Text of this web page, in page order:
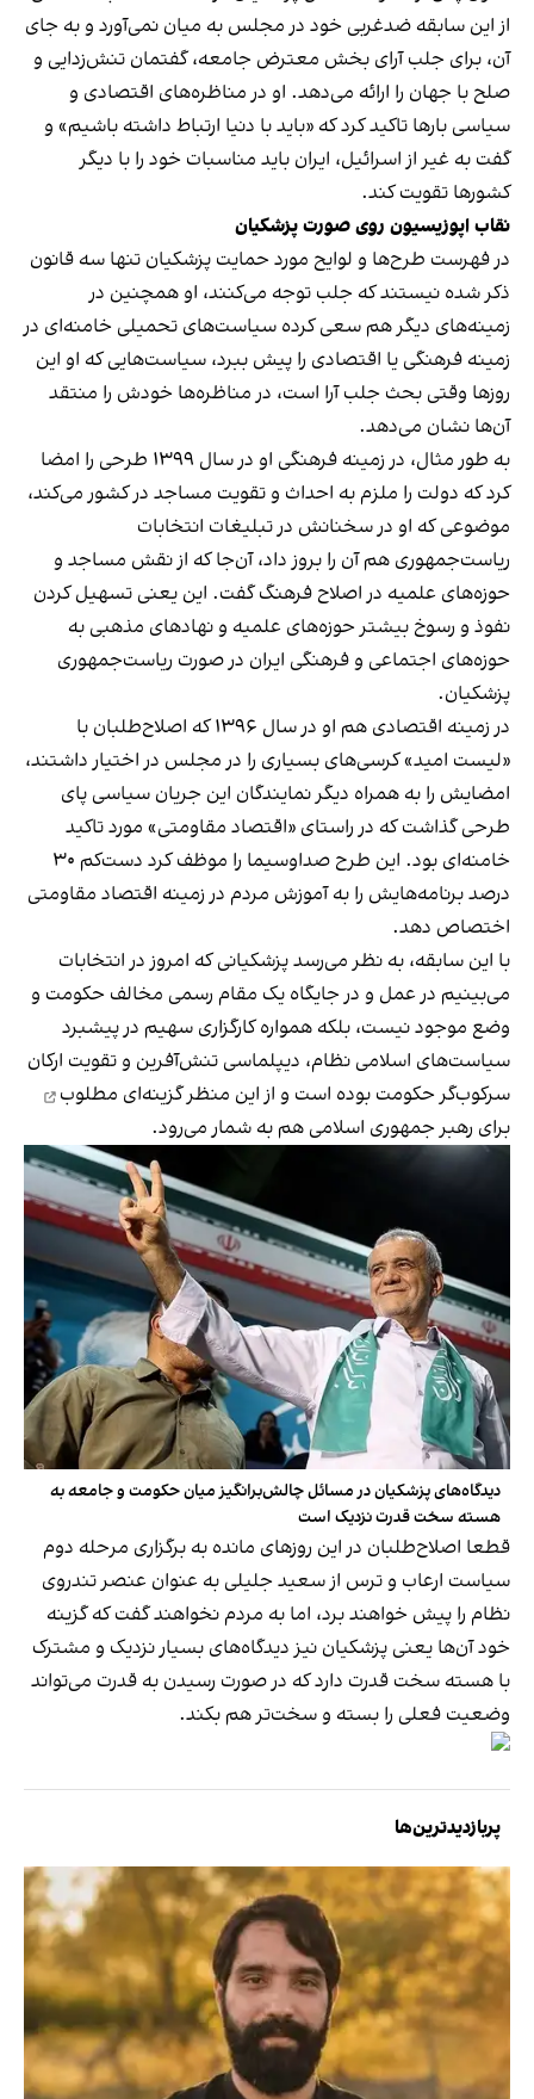
از این سابقه ضدغربی خود در مجلس به میان نمی‌آورد و به جای
آن، برای جلب آرای بخش معترض جامعه، گفتمان تنش‌زدایی و
صلح با جهان را ارائه می‌دهد. او در مناظره‌های اقتصادی و
سیاسی بارها تاکید کرد که «باید با دنیا ارتباط داشته باشیم» و
گفت به غیر از اسرائیل، ایران باید مناسبات خود را با دیگر
کشورها تقویت کند.
نقاب‌ اپوزیسیون روی صورت پزشکیان
در فهرست طرح‌ها و لوایح مورد حمایت پزشکیان تنها سه قانون
ذکر شده نیستند که جلب توجه می‌کنند، او همچنین در
زمینه‌های دیگر هم سعی کرده سیاست‌های تحمیلی خامنه‌ای در
زمینه فرهنگی یا اقتصادی را پیش ببرد، سیاست‌هایی که او این
روزها وقتی بحث جلب آرا است، در مناظره‌ها خودش را منتقد
آن‌ها نشان می‌دهد.
به طور مثال، در زمینه فرهنگی او در سال ۱۳۹۹ طرحی را امضا
کرد که دولت را ملزم به احداث و تقویت مساجد در کشور می‌کند،
موضوعی که او در سخنانش در تبلیغات انتخابات
ریاست‌جمهوری هم آن را بروز داد، آن‌جا که از نقش مساجد و
حوزه‌های علمیه در اصلاح فرهنگ گفت. این یعنی تسهیل کردن
نفوذ و رسوخ بیشتر حوزه‌های علمیه و نهادهای مذهبی به
حوزه‌های اجتماعی و فرهنگی ایران در صورت ریاست‌جمهوری
پزشکیان.
در زمینه اقتصادی هم او در سال ۱۳۹۶ که اصلاح‌طلبان با
«لیست امید» کرسی‌های بسیاری را در مجلس در اختیار داشتند،
امضایش را به همراه دیگر نمایندگان این جریان سیاسی پای
طرحی گذاشت که در راستای «اقتصاد مقاومتی» مورد تاکید
خامنه‌ای بود. این طرح صداوسیما را موظف کرد دست‌کم ۳۰
درصد برنامه‌هایش را به آموزش مردم در زمینه اقتصاد مقاومتی
اختصاص دهد.
با این سابقه، به نظر می‌رسد پزشکیانی که امروز در انتخابات
می‌بینیم در عمل و در جایگاه یک مقام رسمی مخالف حکومت و
وضع موجود نیست، بلکه همواره کارگزاری سهیم در پیشبرد
سیاست‌های اسلامی نظام، دیپلماسی تنش‌آفرین و تقویت ارکان
سرکوب‌گر حکومت بوده است و از این منظرگزینه‌ای مطلوب
برای رهبر جمهوری اسلامی هم به شمار می‌رود.
دیدگاه‌های پزشکیان در مسائل چالش‌برانگیز میان حکومت و جامعه به
هسته سخت قدرت نزدیک است
قطعا اصلاح‌طلبان در این روزهای مانده به برگزاری مرحله دوم
سیاست ارعاب و ترس از سعید جلیلی به عنوان عنصر تندروی
نظام را پیش خواهند برد، اما به مردم نخواهند گفت که گزینه
خود آن‌ها یعنی پزشکیان نیز دیدگاه‌های بسیار نزدیک و مشترک
با هسته سخت قدرت دارد که در صورت رسیدن به قدرت می‌تواند
وضعیت فعلی را بسته و سخت‌تر هم بکند.
پربازدیدترین‌ها